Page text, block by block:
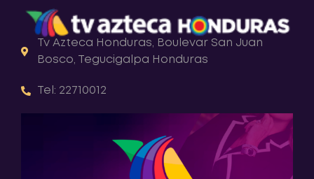
Tv Azteca Honduras, Boulevar San Juan
Bosco, Tegucigalpa Honduras
Tel: 22710012